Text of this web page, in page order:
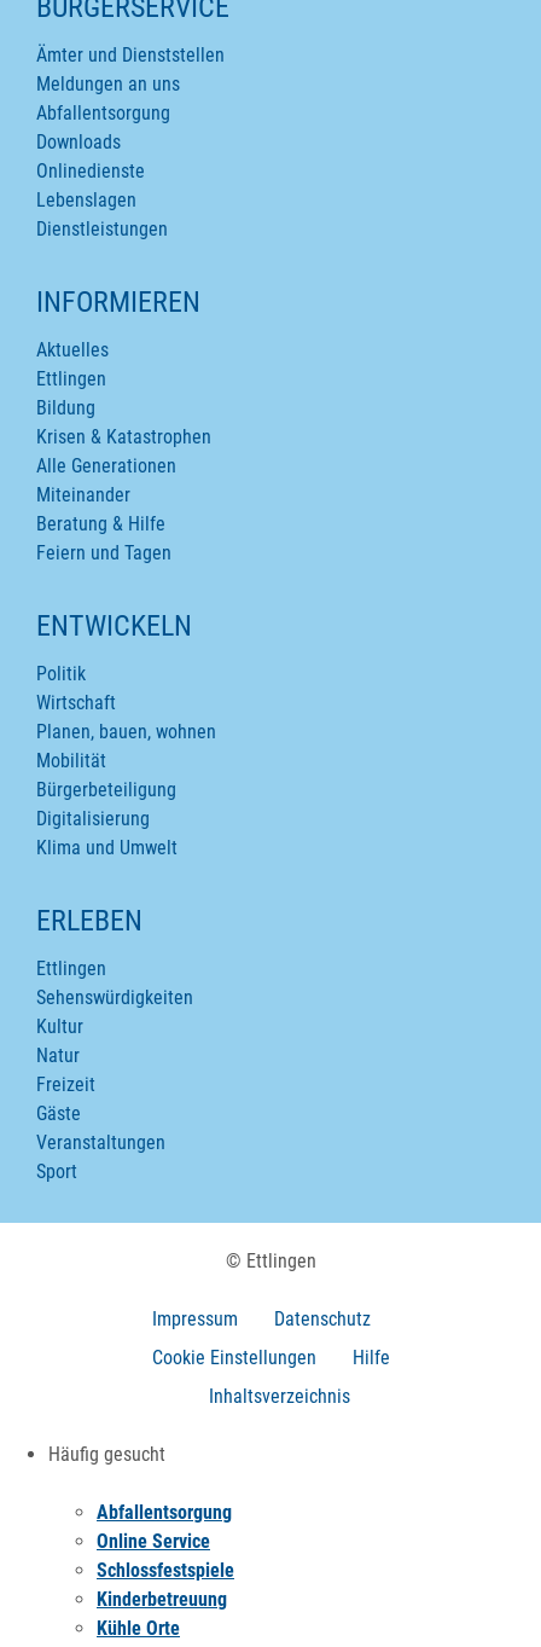
BÜRGERSERVICE
Ämter und Dienststellen
Meldungen an uns
Abfallentsorgung
Downloads
Onlinedienste
Lebenslagen
Dienstleistungen
INFORMIEREN
Aktuelles
Ettlingen
Bildung
Krisen & Katastrophen
Alle Generationen
Miteinander
Beratung & Hilfe
Feiern und Tagen
ENTWICKELN
Politik
Wirtschaft
Planen, bauen, wohnen
Mobilität
Bürgerbeteiligung
Digitalisierung
Klima und Umwelt
ERLEBEN
Ettlingen
Sehenswürdigkeiten
Kultur
Natur
Freizeit
Gäste
Veranstaltungen
Sport
© Ettlingen
Impressum
Datenschutz
Cookie Einstellungen
Hilfe
Inhaltsverzeichnis
Häufig gesucht
Abfallentsorgung
Online Service
Schlossfestspiele
Kinderbetreuung
Kühle Orte